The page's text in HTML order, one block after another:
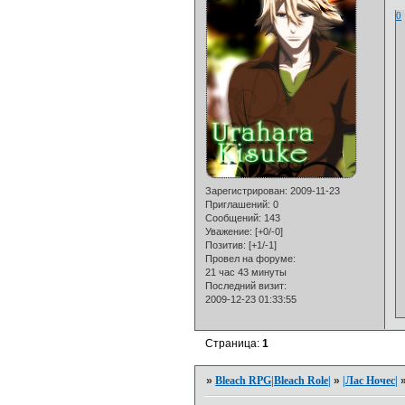
Зарегистрирован: 2009-11-23
Приглашений: 0
Сообщений: 143
Уважение: [+0/-0]
Позитив: [+1/-1]
Провел на форуме:
21 час 43 минуты
Последний визит:
2009-12-23 01:33:55
0
Страница:1
»Bleach RPG|Bleach Role| » |Лас Ночeс|